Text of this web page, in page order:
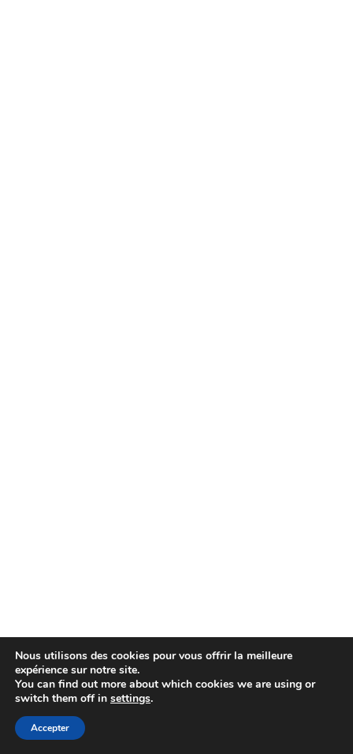
Nous utilisons des cookies pour vous offrir la meilleure
expérience sur notre site.
You can find out more about which cookies we are using or
switch them off in settings.
Accepter